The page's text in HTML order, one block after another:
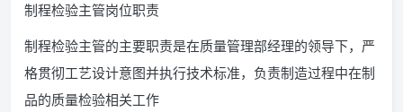
制程检验主管岗位职责
制程检验主管的主要职责是在质量管理部经理的领导下，严
格贯彻工艺设计意图并执行技术标准，负责制造过程中在制
品的质量检验相关工作